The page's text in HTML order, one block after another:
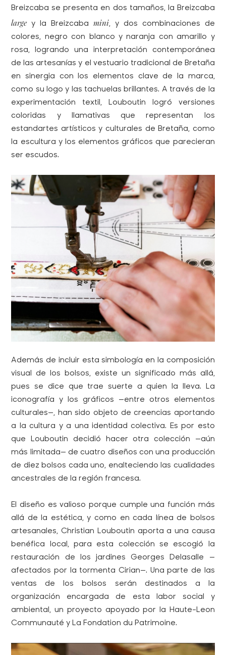
Breizcaba se presenta en dos tamaños, la Breizcaba
largey la Breizcaba mini, y dos combinaciones de
colores, negro con blanco y naranja con amarillo y
rosa, logrando una interpretación contemporánea
de las artesanías y el vestuario tradicional de Bretaña
en sinergia con los elementos clave de la marca,
como su logo y las tachuelas brillantes. A través de la
experimentación textil, Louboutin logró versiones
coloridas y llamativas que representan los
estandartes artísticos y culturales de Bretaña, como
la escultura y los elementos gráficos que parecieran
ser escudos.
Además de incluir esta simbología en la composición
visual de los bolsos, existe un significado más allá,
pues se dice que trae suerte a quien la lleva. La
iconografía y los gráficos —entre otros elementos
culturales—, han sido objeto de creencias aportando
a la cultura y a una identidad colectiva. Es por esto
que Louboutin decidió hacer otra colección —aún
más limitada— de cuatro diseños con una producción
de diez bolsos cada uno, enalteciendo las cualidades
ancestrales de la región francesa.
El diseño es valioso porque cumple una función más
allá de la estética, y como en cada línea de bolsos
artesanales, Christian Louboutin aporta a una causa
benéfica local, para esta colección se escogió la
restauración de los jardines Georges Delasalle —
afectados por la tormenta Cirian—. Una parte de las
ventas de los bolsos serán destinados a la
organización encargada de esta labor social y
ambiental, un proyecto apoyado por la Haute-Leon
Communauté y La Fondation du Patrimoine.